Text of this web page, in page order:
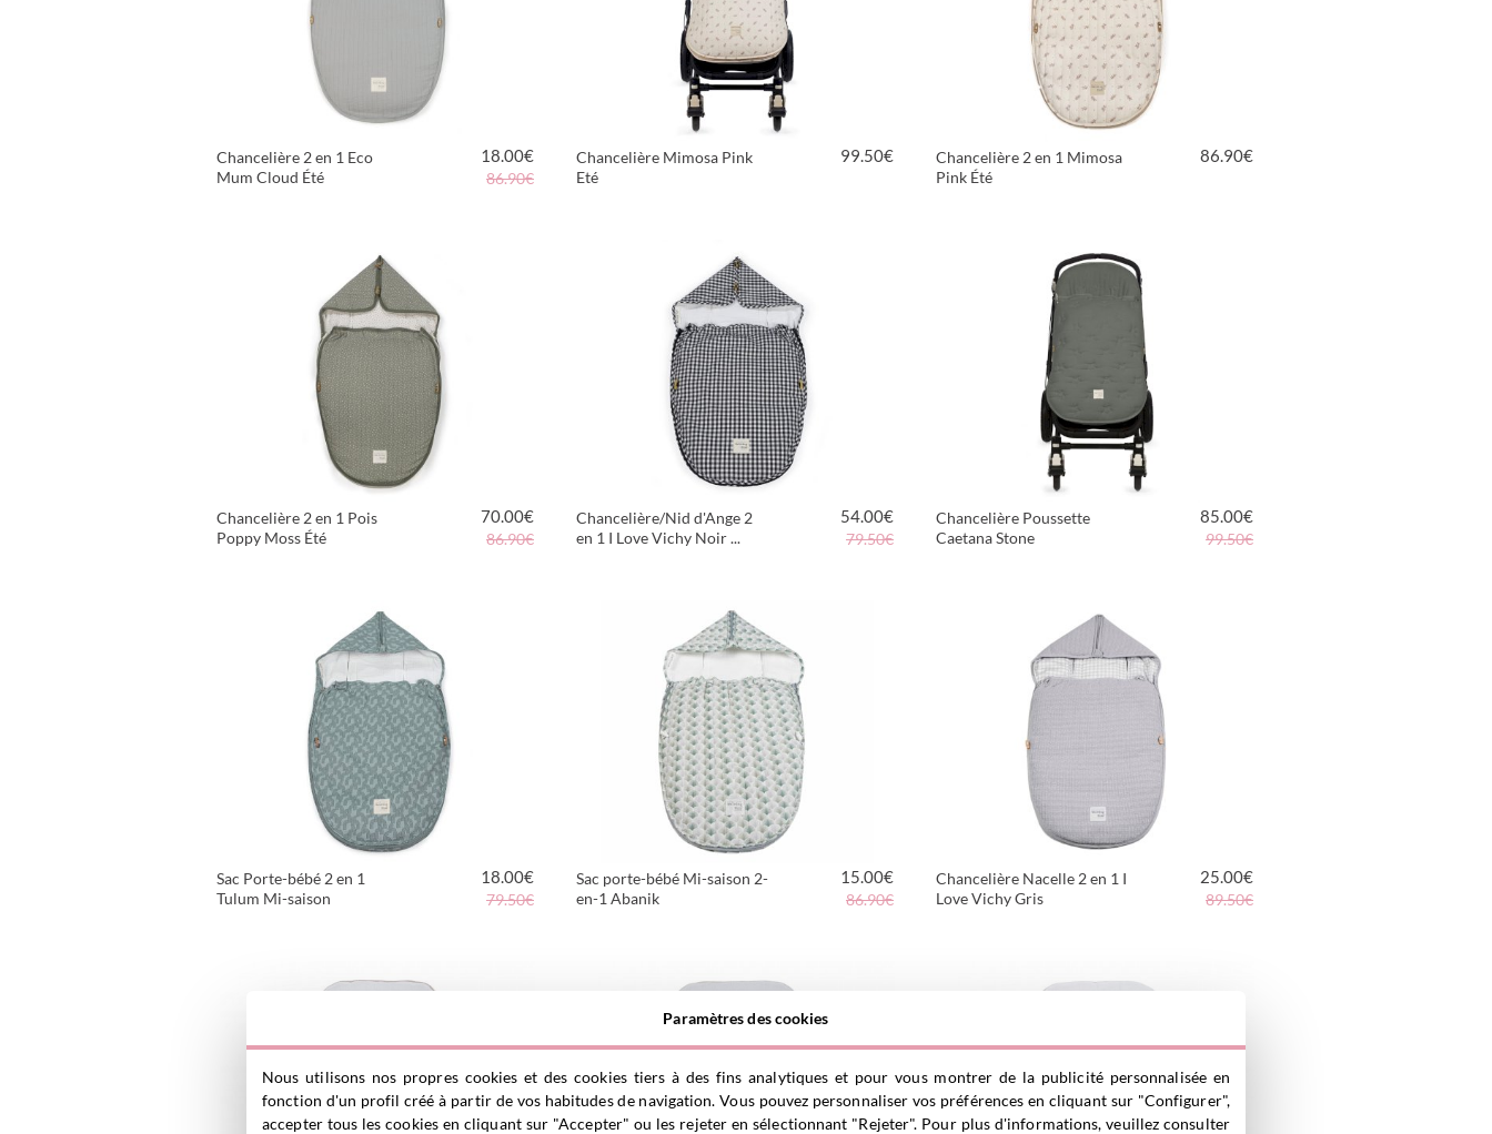
Chancelière 2 en 1 Eco
Mum Cloud Été
18.00€
86.90€
Chancelière Mimosa Pink
Eté
99.50€
Chancelière 2 en 1 Mimosa
Pink Été
86.90€
Chancelière 2 en 1 Pois
Poppy Moss Été
70.00€
86.90€
Chancelière/Nid d'Ange 2
en 1 I Love Vichy Noir ...
54.00€
79.50€
Chancelière Poussette
Caetana Stone
85.00€
99.50€
Sac Porte-bébé 2 en 1
Tulum Mi-saison
18.00€
79.50€
Sac porte-bébé Mi-saison 2-
en-1 Abanik
15.00€
86.90€
Chancelière Nacelle 2 en 1 I
Love Vichy Gris
25.00€
89.50€
Paramètres des cookies
Nous utilisons nos propres cookies et des cookies tiers à des fins analytiques et pour vous montrer de la publicité personnalisée en
fonction d'un profil créé à partir de vos habitudes de navigation. Vous pouvez personnaliser vos préférences en cliquant sur "Configurer",
accepter tous les cookies en cliquant sur "Accepter" ou les rejeter en sélectionnant "Rejeter". Pour plus d'informations, veuillez consulter